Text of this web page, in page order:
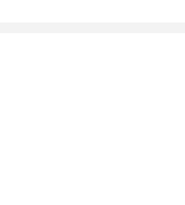
의 예술적 자화상이
공 스티븐 디달러스
있는 대목이다.